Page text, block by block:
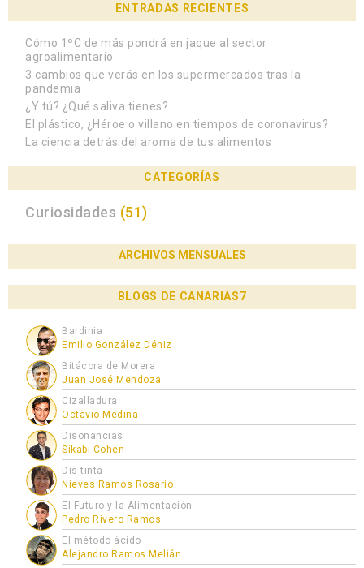
ENTRADAS RECIENTES
Cómo 1ºC de más pondrá en jaque al sector
agroalimentario
3 cambios que verás en los supermercados tras la
pandemia
¿Y tú? ¿Qué saliva tienes?
El plástico, ¿Héroe o villano en tiempos de coronavirus?
La ciencia detrás del aroma de tus alimentos
CATEGORÍAS
Curiosidades (51)
ARCHIVOS MENSUALES
BLOGS DE CANARIAS7
Bardinia
Emilio González Déniz
Bitácora de Morera
Juan José Mendoza
Cizalladura
Octavio Medina
Disonancias
Sikabi Cohen
Dis-tinta
Nieves Ramos Rosario
El Futuro y la Alimentación
Pedro Rivero Ramos
El método ácido
Alejandro Ramos Melián